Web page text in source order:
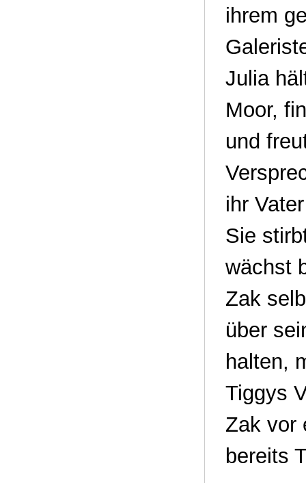
ihrem
Julia
Moor,
und
ihr
Sie
wächst
Zak
über
halten,
Tiggys
Zak vor
bereits